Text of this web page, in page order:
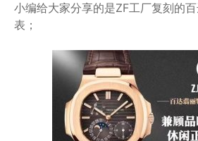
小编给大家分享的是ZF工厂复刻的
表；